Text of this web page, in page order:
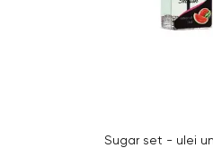
Sugar set - ulei